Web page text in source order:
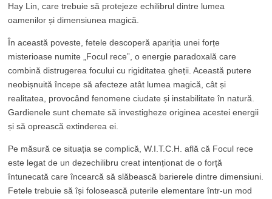
Hay Lin, care trebuie să protejeze echilibrul dintre lumea
oamenilor și dimensiunea magică.
În această poveste, fetele descoperă apariția unei forțe
misterioase numite „Focul rece”, o energie paradoxală care
combină distrugerea focului cu rigiditatea gheții. Această putere
neobișnuită începe să afecteze atât lumea magică, cât și
realitatea, provocând fenomene ciudate și instabilitate în natură.
Gardienele sunt chemate să investigheze originea acestei energii
și să oprească extinderea ei.
Pe măsură ce situația se complică, W.I.T.C.H. află că Focul rece
este legat de un dezechilibru creat intenționat de o forță
întunecată care încearcă să slăbească barierele dintre dimensiuni.
Fetele trebuie să își folosească puterile elementare într-un mod